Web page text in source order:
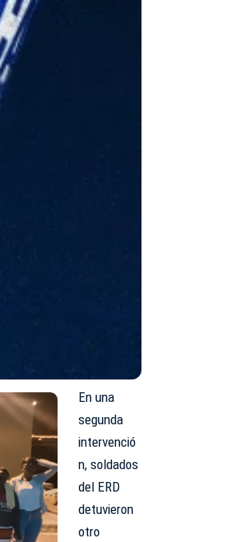
En una
segunda
intervenció
n, soldados
del ERD
detuvieron
otro